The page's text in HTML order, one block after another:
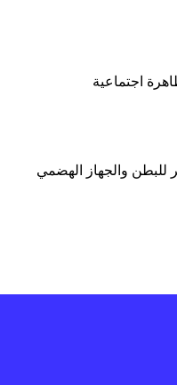
اجتماعية
والجهاز الهضمي